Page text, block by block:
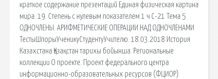
краткое содержание презентаций Единая физическая картина
мира. 19. Степень с нулевым показателем 1 ч С-21 Тема 5
ОДНОЧЛЕНЫ. АРИФМЕТИЧЕСКИЕ ОПЕРАЦИИ НАД ОДНОЧЛЕНАМИ
ТестыШпорыУченикуСтудентуУчителю. 18.03.2018 История
Казахстана Қазақстан тарихы бойынша. Региональные
коллекции О проекте. Проект федерального центра
информационно-образовательных ресурсов (ФЦИОР)